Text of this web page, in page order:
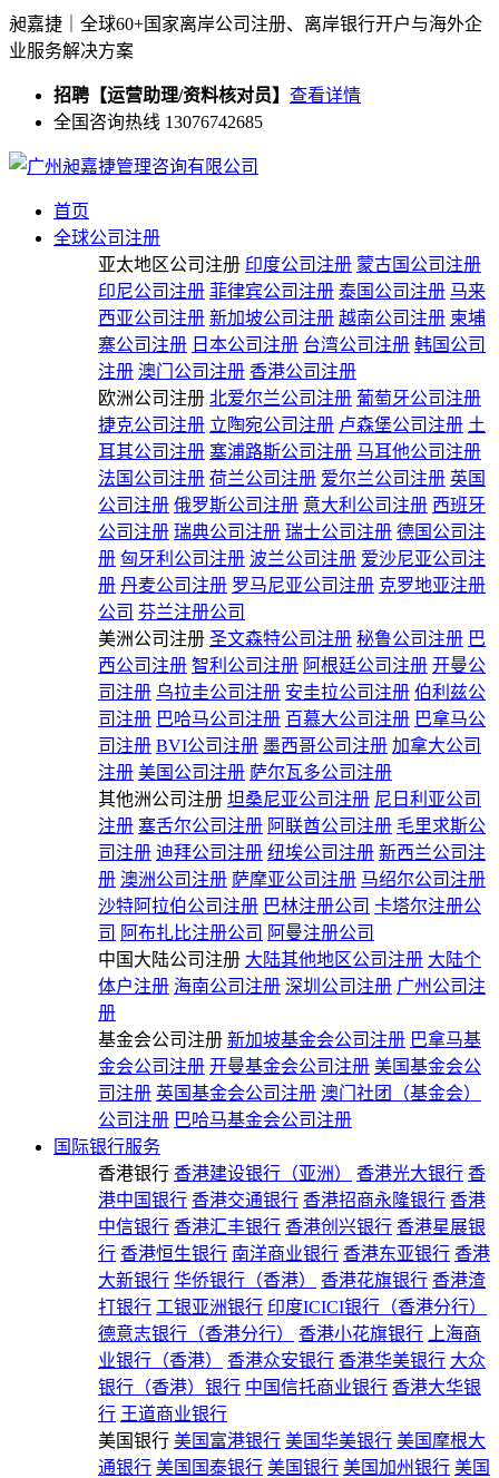
昶嘉捷｜全球60+国家离岸公司注册、离岸银行开户与海外企
业服务解决方案
招聘【运营助理/资料核对员】 查看详情
全国咨询热线 13076742685
首页
全球公司注册
亚太地区公司注册 印度公司注册 蒙古国公司注册
印尼公司注册 菲律宾公司注册 泰国公司注册 马来
西亚公司注册 新加坡公司注册 越南公司注册 柬埔
寨公司注册 日本公司注册 台湾公司注册 韩国公司
注册 澳门公司注册 香港公司注册
欧洲公司注册 北爱尔兰公司注册 葡萄牙公司注册
捷克公司注册 立陶宛公司注册 卢森堡公司注册 土
耳其公司注册 塞浦路斯公司注册 马耳他公司注册
法国公司注册 荷兰公司注册 爱尔兰公司注册 英国
公司注册 俄罗斯公司注册 意大利公司注册 西班牙
公司注册 瑞典公司注册 瑞士公司注册 德国公司注
册 匈牙利公司注册 波兰公司注册 爱沙尼亚公司注
册 丹麦公司注册 罗马尼亚公司注册 克罗地亚注册
公司 芬兰注册公司
美洲公司注册 圣文森特公司注册 秘鲁公司注册 巴
西公司注册 智利公司注册 阿根廷公司注册 开曼公
司注册 乌拉圭公司注册 安圭拉公司注册 伯利兹公
司注册 巴哈马公司注册 百慕大公司注册 巴拿马公
司注册 BVI公司注册 墨西哥公司注册 加拿大公司
注册 美国公司注册 萨尔瓦多公司注册
其他洲公司注册 坦桑尼亚公司注册 尼日利亚公司
注册 塞舌尔公司注册 阿联酋公司注册 毛里求斯公
司注册 迪拜公司注册 纽埃公司注册 新西兰公司注
册 澳洲公司注册 萨摩亚公司注册 马绍尔公司注册
沙特阿拉伯公司注册 巴林注册公司 卡塔尔注册公
司 阿布扎比注册公司 阿曼注册公司
中国大陆公司注册 大陆其他地区公司注册 大陆个
体户注册 海南公司注册 深圳公司注册 广州公司注
册
基金会公司注册 新加坡基金会公司注册 巴拿马基
金会公司注册 开曼基金会公司注册 美国基金会公
司注册 英国基金会公司注册 澳门社团（基金会）
公司注册 巴哈马基金会公司注册
国际银行服务
香港银行 香港建设银行（亚洲） 香港光大银行 香
港中国银行 香港交通银行 香港招商永隆银行 香港
中信银行 香港汇丰银行 香港创兴银行 香港星展银
行 香港恒生银行 南洋商业银行 香港东亚银行 香港
大新银行 华侨银行（香港） 香港花旗银行 香港渣
打银行 工银亚洲银行 印度ICICI银行（香港分行）
德意志银行（香港分行）
香港小花旗银行
上海商
业银行（香港）
香港众安银行 香港华美银行 大众
银行（香港）银行 中国信托商业银行 香港大华银
行 王道商业银行
美国银行 美国富港银行 美国华美银行 美国摩根大
通银行 美国国泰银行 美国银行 美国加州银行 美国